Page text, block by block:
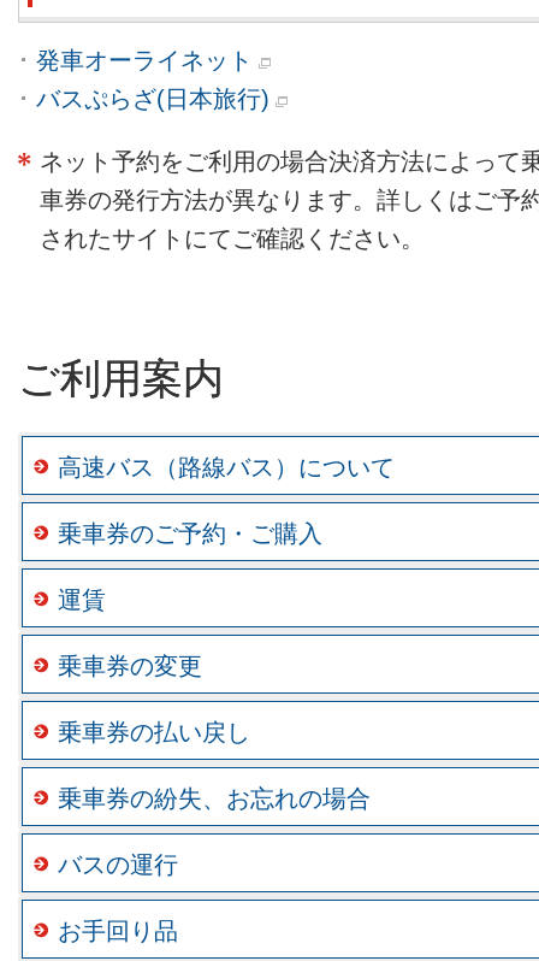
発車オーライネット
バスぷらざ(日本旅行)
ネット予約をご利用の場合決済方法によって
車券の発行方法が異なります。詳しくはご予
されたサイトにてご確認ください。
ご利用案内
高速バス（路線バス）について
乗車券のご予約・ご購入
運賃
乗車券の変更
乗車券の払い戻し
乗車券の紛失、お忘れの場合
バスの運行
お手回り品